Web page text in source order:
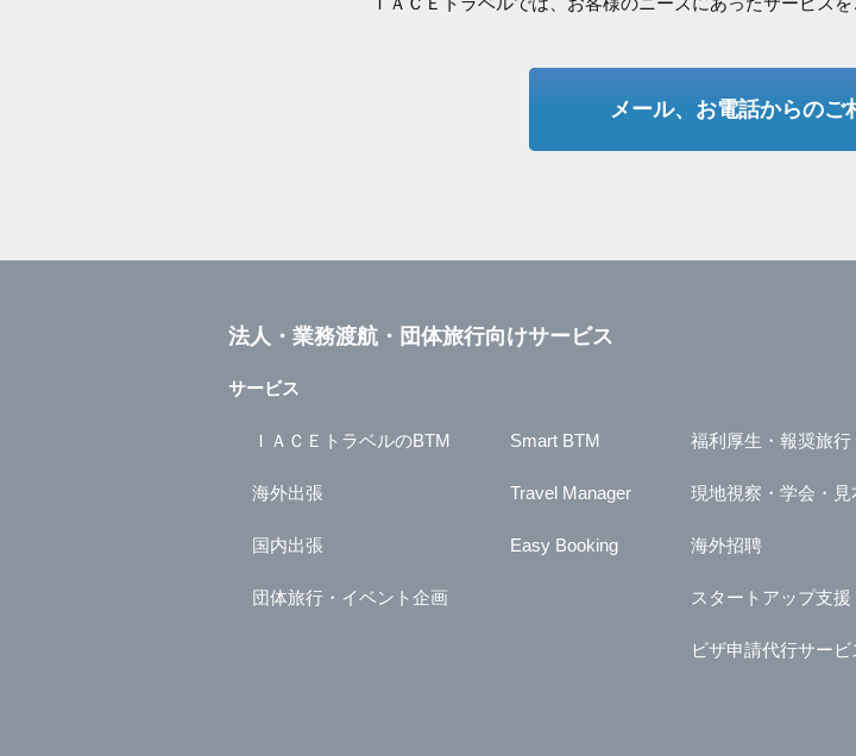
メール、お電話からのご
法人・業務渡航・団体旅行向けサービス
サービス
ＩＡＣＥトラベルのBTM
海外出張
国内出張
団体旅行・イベント企画
Smart BTM
Travel Manager
Easy Booking
福利厚生・報奨旅行
現地視察・学会・見
海外招聘
スタートアップ支援
ビザ申請代行サービ